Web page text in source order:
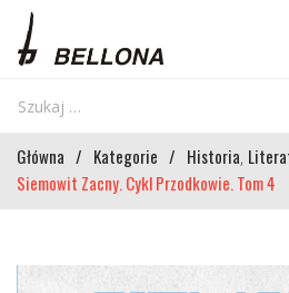
Główna / Kategorie / Historia,
Siemowit Zacny. Cykl Przodkowie. Tom 4